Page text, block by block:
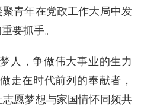
青年在党政工作大局中发
要抓手。
人，争做伟大事业的生力
走在时代前列的奉献者，
愿梦想与家国情怀同频共